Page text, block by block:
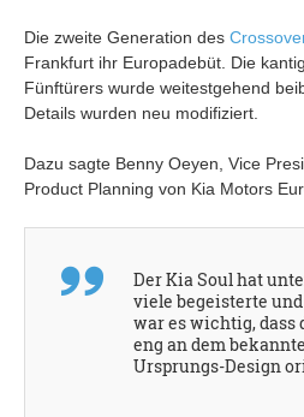
Die zweite Generation des
Frankfurt ihr Europadebüt. Die
Fünftürers wurde weitestgehend
Details wurden neu modifiziert.
Dazu sagte Benny Oeyen, Vice
Product Planning von Kia Motors
Der Kia Soul hat
viele begeisterte
war es wichtig, dass
eng an dem
Ursprungs-Design